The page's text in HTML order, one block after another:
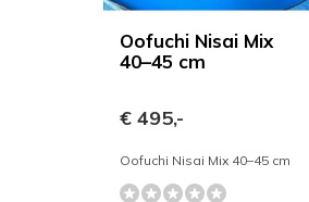
Oofuchi Nisai Mix
40–45 cm
€ 495,-
Oofuchi Nisai Mix 40–45 cm